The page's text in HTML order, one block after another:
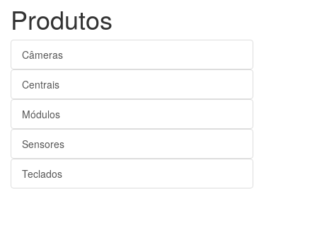
Produtos
Câmeras
Centrais
Módulos
Sensores
Teclados